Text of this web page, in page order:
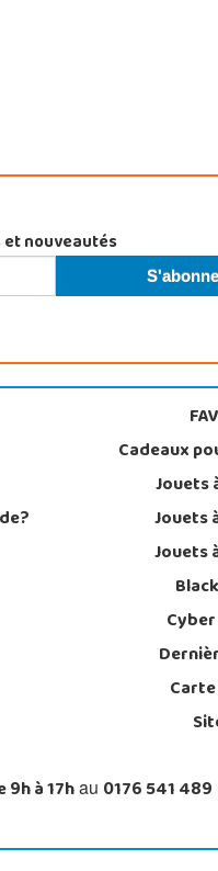
nouveautés
Cadeaux
Jouets
Jouets
Jouets
à 17hau 0176 541 489